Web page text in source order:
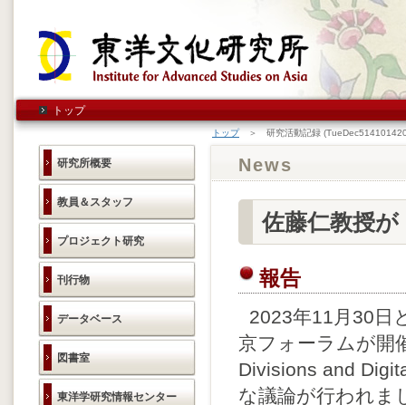
トップ
研究所概要
教員＆スタッフ
プロジェクト研究
刊行物
データベース
図書室
東洋学研究情報センター
トップ＞ 研究活動記録
News
佐藤仁教授
報告
2023年11月30日
京フォーラムが開
Divisions and
な議論が行われま